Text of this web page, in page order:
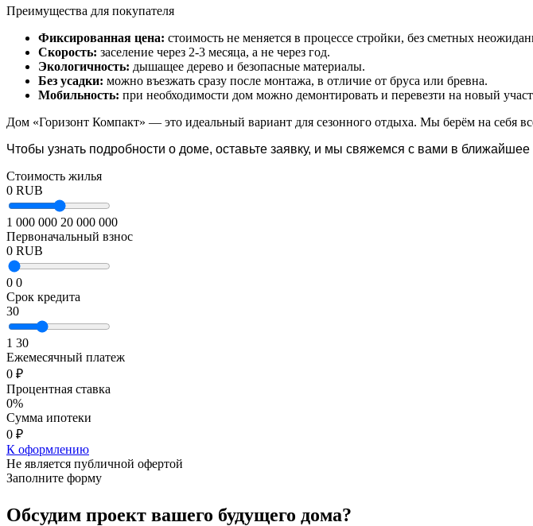
Преимущества для покупателя
Фиксированная цена: стоимость не меняется в процессе стройки, без сметных
Скорость: заселение через 2-3 месяца, а не через год.
Экологичность: дышащее дерево и безопасные материалы.
Без усадки: можно въезжать сразу после монтажа, в отличие от бруса или бревна.
Мобильность: при необходимости дом можно демонтировать и перевезти на новый
Дом «Горизонт Компакт» — это идеальный вариант для сезонного отдыха. Мы берём на себя
Чтобы узнать подробности о доме, оставьте заявку, и мы свяжемся с вами в ближайшее
Стоимость жилья
0 RUB
1 000 000 20 000 000
Первоначальный взнос
0 RUB
0 0
Срок кредита
30
1 30
Ежемесячный платеж
0 ₽
Процентная ставка
0%
Сумма ипотеки
0 ₽
К оформлению
Не является публичной офертой
Заполните форму
Обсудим проект вашего будущего дома?